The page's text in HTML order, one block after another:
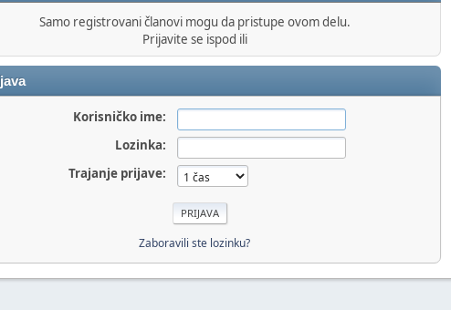
Samo registrovani članovi mogu da pristupe ovom delu.
Prijavite se ispod ili
Korisničko ime:
Lozinka:
Trajanje prijave:
Zaboravili ste lozinku?